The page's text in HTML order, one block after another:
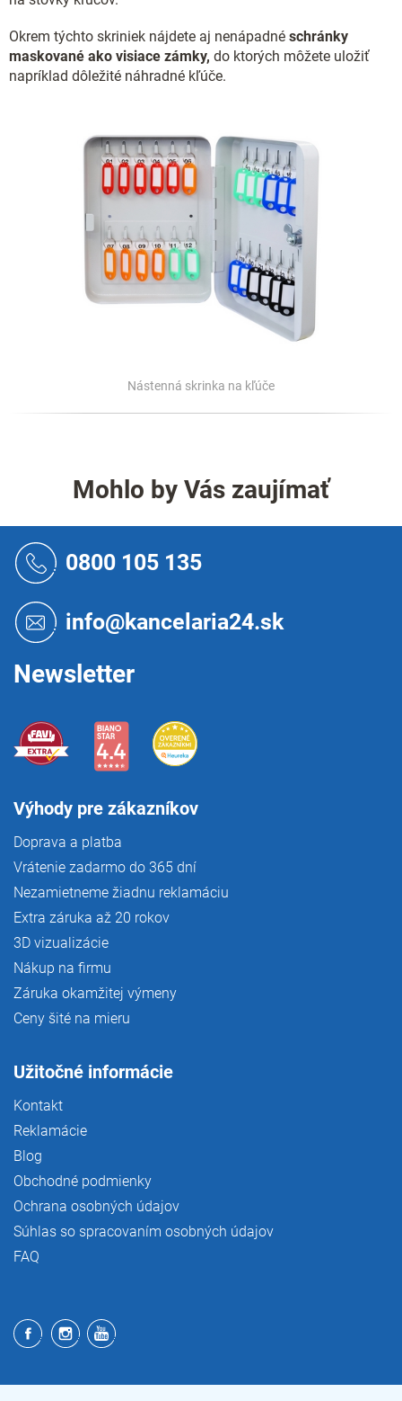
u
Okrem týchto skriniek nájdete aj nenápadné schránky
maskované ako visiace zámky, do ktorých môžete uložiť
napríklad dôležité náhradné kľúče.
Nástenná skrinka na kľúče
Mohlo by Vás zaujímať
0800 105 135
info@kancelaria24.sk
Newsletter
Výhody pre zákazníkov
Doprava a platba
Vrátenie zadarmo do 365 dní
Nezamietneme žiadnu reklamáciu
Extra záruka až 20 rokov
3D vizualizácie
Nákup na firmu
Záruka okamžitej výmeny
Ceny šité na mieru
Užitočné informácie
Kontakt
Reklamácie
Blog
Obchodné podmienky
Ochrana osobných údajov
Súhlas so spracovaním osobných údajov
FAQ